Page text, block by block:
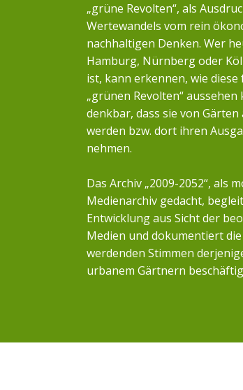
„grüne Revolten“, als
Wertewandels vom rein
nachhaltigen Denken. Wer
Hamburg, Nürnberg oder
ist, kann erkennen, wie diese
„grünen Revolten“ aussehen
denkbar, dass sie von
werden bzw. dort ihren
nehmen.
Das Archiv „2009-2052“, als
Medienarchiv gedacht,
Entwicklung aus Sicht der
Medien und dokumentiert
werdenden Stimmen
urbanem Gärtnern